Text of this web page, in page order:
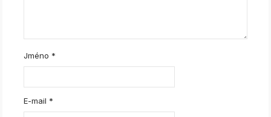
Jméno *
E-mail *